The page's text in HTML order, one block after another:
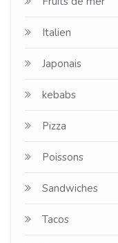
Italien
Japonais
kebabs
Pizza
Poissons
Sandwiches
Tacos